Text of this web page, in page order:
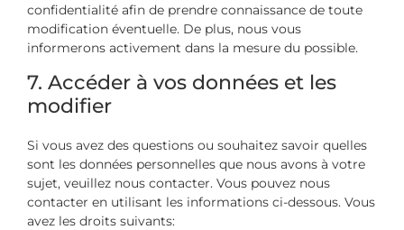
confidentialité afin de prendre connaissance de toute
modification éventuelle. De plus, nous vous
informerons activement dans la mesure du possible.
7. Accéder à vos données et les
modifier
Si vous avez des questions ou souhaitez savoir quelles
sont les données personnelles que nous avons à votre
sujet, veuillez nous contacter. Vous pouvez nous
contacter en utilisant les informations ci-dessous. Vous
avez les droits suivants: